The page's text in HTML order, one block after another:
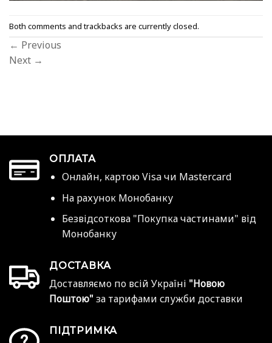
Both comments and trackbacks are currently closed.
← Previous
Next →
ОПЛАТА
Онлайн, картою Visa чи Mastercard
На рахунок Монобанку
Безвідсоткова "Покупка частинами" від
Монобанку
ДОСТАВКА
Доставляємо по всій Україні "Новою
Поштою" за тарифами служби доставки
ПІДТРИМКА